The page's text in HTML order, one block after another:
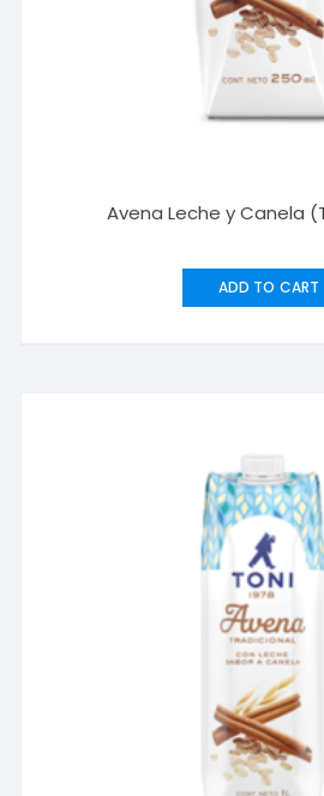
Avena Leche y Canela
ADD TO CART